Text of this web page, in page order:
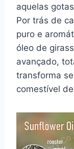
aquelas
Por trás de
puro e
óleo de
avançado,
transforma
comestível